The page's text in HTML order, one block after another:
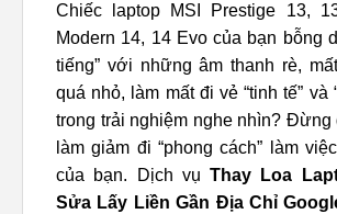
Chiếc laptop MSI Prestige 13,
Modern 14, 14 Evo của bạn bỗng
tiếng” với những âm thanh rè,
quá nhỏ, làm mất đi vẻ “tinh tế” và
trong trải nghiệm nghe nhìn? Đừng
làm giảm đi “phong cách” làm
của bạn. Dịch vụ Thay Loa
Sửa Lấy Liền Gần Địa Chỉ